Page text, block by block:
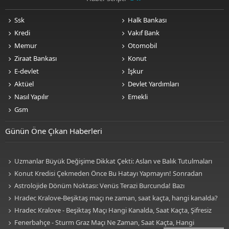
Ssk
Kredi
Memur
Ziraat Bankası
E-devlet
Aktüel
Nasıl Yapılır
Gsm
Halk Bankası
Vakıf Bank
Otomobil
Konut
İşkur
Devlet Yardımları
Emekli
Günün Öne Çıkan Haberleri
Uzmanlar Büyük Değişime Dikkat Çekti: Aslan ve Balık Tutulmaları
Neleri Değiştirecek?
Konut Kredisi Çekmeden Önce Bu Hatayı Yapmayın! Sonradan
Pişman Olabilirsiniz
Astrolojide Dönüm Noktası: Venüs Terazi Burcunda! Bazı
Sektörlerde Dengeler Değişecek...
Hradec Kralove-Beşiktaş maçı ne zaman, saat kaçta, hangi kanalda?
BJK Avrupa Ligi maçı şifresiz kanalda mı? Hradec Kralove-Beşiktaş maçı
şifresiz, HD canlı yayın
Hradec Kralove - Beşiktaş Maçı Hangi Kanalda, Saat Kaçta, Şifresiz
Mi? Avrupa Ligi 3. Ön Eleme Maçı Muhtemel 11'ler... Hradec Kralove-
Fenerbahçe - Sturm Graz Maçı Ne Zaman, Saat Kaçta, Hangi